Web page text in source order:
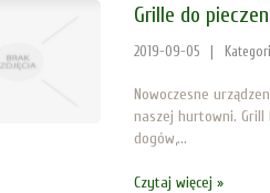
Grille do
2019-09-05
Nowoczesne
naszej hurtowni. Grill
dogów,...
Czytaj więcej »